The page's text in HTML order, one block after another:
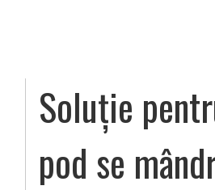
Soluție
pod se